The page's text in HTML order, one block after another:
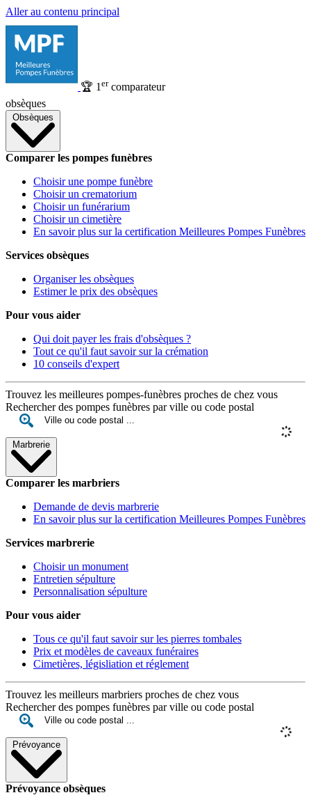
Aller au contenu principal
🏆 1 ercomparateur
obsèques
Obsèques
Comparer les pompes funèbres
Choisir une pompe funèbre
Choisir un crematorium
Choisir un funérarium
Choisir un cimetière
En savoir plus sur la certification Meilleures Pompes Funèbres
Services obsèques
Organiser les obsèques
Estimer le prix des obsèques
Pour vous aider
Qui doit payer les frais d'obsèques ?
Tout ce qu'il faut savoir sur la crémation
10 conseils d'expert
Trouvez les meilleures pompes-funèbres proches de chez vous
Rechercher des pompes funèbres par ville ou code postal
Marbrerie
Comparer les marbriers
Demande de devis marbrerie
En savoir plus sur la certification Meilleures Pompes Funèbres
Services marbrerie
Choisir un monument
Entretien sépulture
Personnalisation sépulture
Pour vous aider
Tous ce qu'il faut savoir sur les pierres tombales
Prix et modèles de caveaux funéraires
Cimetières, législiation et réglement
Trouvez les meilleurs marbriers proches de chez vous
Rechercher des pompes funèbres par ville ou code postal
Prévoyance
Prévoyance obsèques